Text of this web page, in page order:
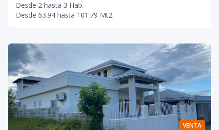
Desde 2 hasta 3 Hab.
Desde 63.94 hasta 101.79 Mt2
VENTA